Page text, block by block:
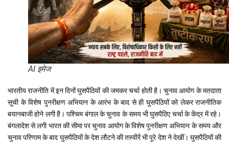
AI इमेज
भारतीय राजनीति में इन दिनों घुसपैठियों की जमकर चर्चा होती है। चुनाव आयोग के मतदाता
सूची के विशेष पुनरीक्षण अभियान के आरंभ के बाद से ही घुसपैठियों को लेकर राजनीतिक
बयानबाजी होने लगी है। पश्चिम बंगाल के चुनाव के समय भी घुसपैठिए चर्चा के केंद्र में रहे।
बंगलादेश से लगी भारत की सीमा पर चुनाव आयोग के विशेष पुनरीक्षण अभियान के समय और
चुनाव परिणाम के बाद घुसपैठियों के देश लौटने की तस्वीरें भी पूरे देश ने देखीं। घुसपैठियों की